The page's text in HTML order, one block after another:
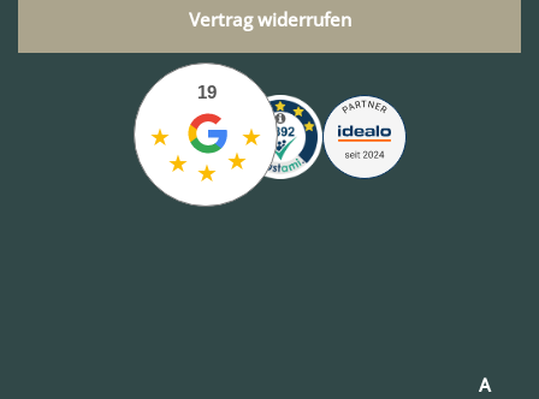
Vertrag widerrufen
★
★ ★ ★
★
19
A